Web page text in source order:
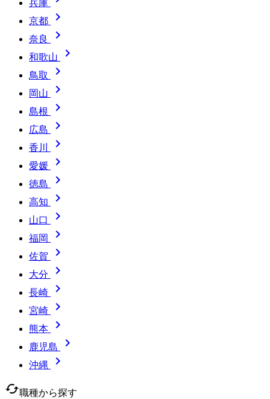
兵庫
京都 
奈良 
和歌山 
鳥取 
岡山 
島根 
広島 
香川 
愛媛 
徳島 
高知 
山口 
福岡 
佐賀 
大分 
長崎 
宮崎 
熊本 
鹿児島 
沖縄

cached職種から探す